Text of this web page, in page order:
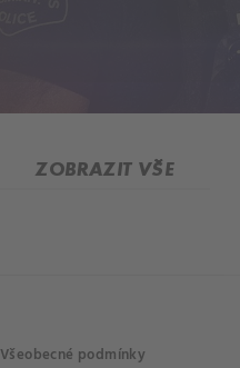
ZOBRAZIT VŠE
Všeobecné podmínky